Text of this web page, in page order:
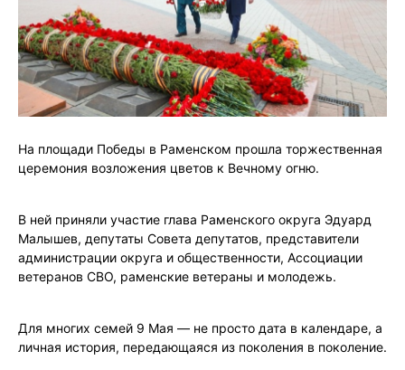
На площади Победы в Раменском прошла торжественная
церемония возложения цветов к Вечному огню.
В ней приняли участие глава Раменского округа Эдуард
Малышев, депутаты Совета депутатов, представители
администрации округа и общественности, Ассоциации
ветеранов СВО, раменские ветераны и молодежь.
Для многих семей 9 Мая — не просто дата в календаре, а
личная история, передающаяся из поколения в поколение.